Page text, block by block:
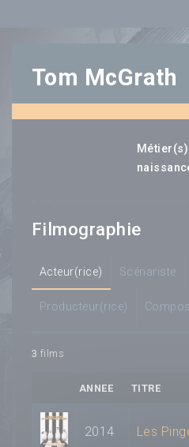
Tom McGrath
Filmographie
Acteur(rice) Scénariste
Producteur(rice)
3 films
ANNEE TITRE
2014 Les